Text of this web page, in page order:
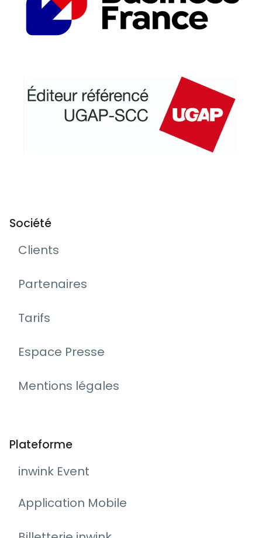
Société
Clients
Partenaires
Tarifs
Espace Presse
Mentions légales
Plateforme
inwink Event
Application Mobile